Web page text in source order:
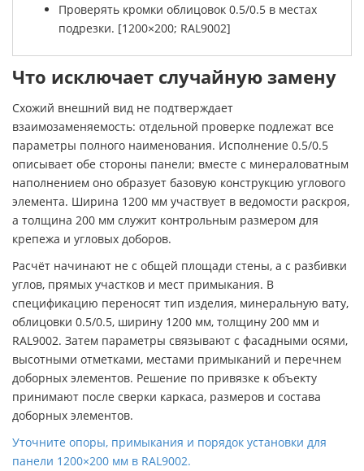
Проверять кромки облицовок 0.5/0.5 в местах
подрезки. [1200×200; RAL9002]
Что исключает случайную замену
Схожий внешний вид не подтверждает
взаимозаменяемость: отдельной проверке подлежат все
параметры полного наименования. Исполнение 0.5/0.5
описывает обе стороны панели; вместе с минераловатным
наполнением оно образует базовую конструкцию углового
элемента. Ширина 1200 мм участвует в ведомости раскроя,
а толщина 200 мм служит контрольным размером для
крепежа и угловых доборов.
Расчёт начинают не с общей площади стены, а с разбивки
углов, прямых участков и мест примыкания. В
спецификацию переносят тип изделия, минеральную вату,
облицовки 0.5/0.5, ширину 1200 мм, толщину 200 мм и
RAL9002. Затем параметры связывают с фасадными осями,
высотными отметками, местами примыканий и перечнем
доборных элементов. Решение по привязке к объекту
принимают после сверки каркаса, размеров и состава
доборных элементов.
Уточните опоры, примыкания и порядок установки для
панели 1200×200 мм в RAL9002.